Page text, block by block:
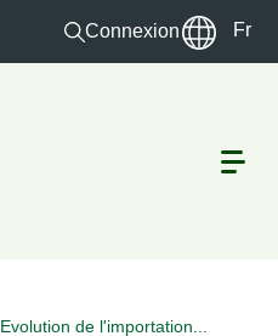
Connexion Fr
Evolution de l'importation...